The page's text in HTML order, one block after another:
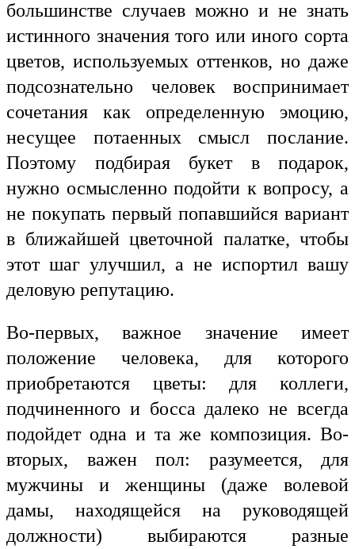
большинстве случаев можно и не знать
истинного значения того или иного сорта
цветов, используемых оттенков, но даже
подсознательно человек воспринимает
сочетания как определенную эмоцию,
несущее потаенных смысл послание.
Поэтому подбирая букет в подарок,
нужно осмысленно подойти к вопросу, а
не покупать первый попавшийся вариант
в ближайшей цветочной палатке, чтобы
этот шаг улучшил, а не испортил вашу
деловую репутацию.
Во-первых, важное значение имеет
положение человека, для которого
приобретаются цветы: для коллеги,
подчиненного и босса далеко не всегда
подойдет одна и та же композиция. Во-
вторых, важен пол: разумеется, для
мужчины и женщины (даже волевой
дамы, находящейся на руководящей
должности) выбираются разные